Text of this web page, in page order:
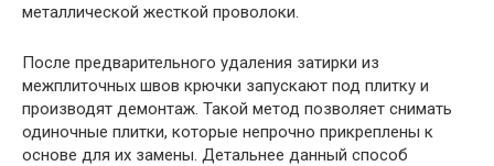
металлической жесткой проволоки.
После предварительного удаления затирки из
межплиточных швов крючки запускают под плитку и
производят демонтаж. Такой метод позволяет снимать
одиночные плитки, которые непрочно прикреплены к
основе для их замены. Детальнее данный способ